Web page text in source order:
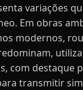
variações
Em obras
modernos,
com destaque
transmitir